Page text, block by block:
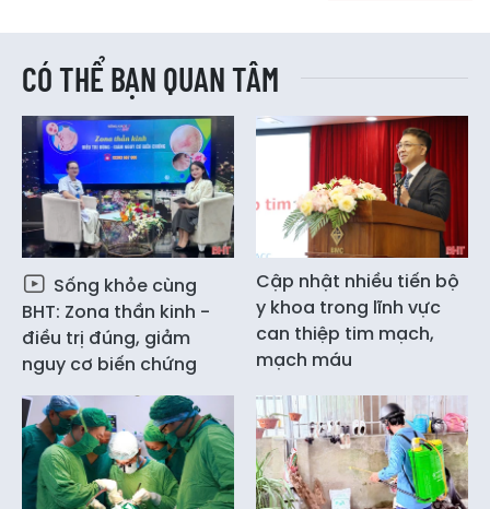
CÓ THỂ BẠN QUAN TÂM
Sống khỏe cùng
BHT: Zona thần kinh -
điều trị đúng, giảm
nguy cơ biến chứng
Cập nhật nhiều tiến bộ
y khoa trong lĩnh vực
can thiệp tim mạch,
mạch máu